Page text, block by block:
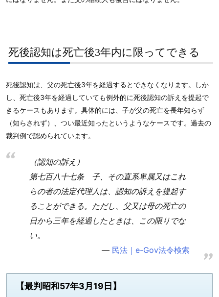
死後認知は死亡後3年内に限ってできる
死後認知は、父の死亡後3年を経過するとできなくなります。しか
し、死亡後3年を経過していても例外的に死後認知の訴えを提起で
きるケースもあります。具体的には、子が父の死亡を長年知らず
（知らされず）、つい最近知ったというようなケースです。過去の
裁判例で認められています。
（認知の訴え）
第七百八十七条 子、その直系卑属又はこれ
らの者の法定代理人は、認知の訴えを提起す
ることができる。ただし、父又は母の死亡の
日から三年を経過したときは、この限りでな
い。
民法｜e-Gov法令検索
【最判昭和57年3月19日】